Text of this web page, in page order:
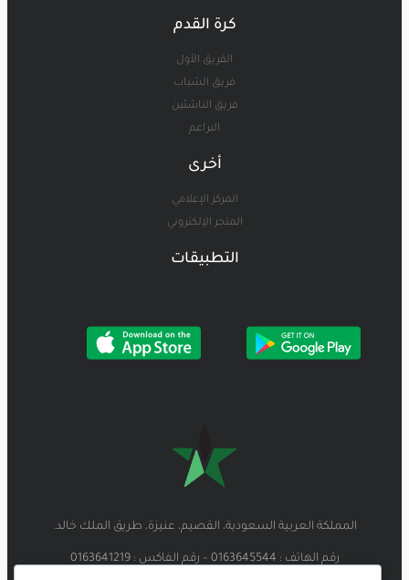
كرة القدم
الفريق الأول
فريق الشباب
فريق الناشئين
البراعم
أخرى
المركز الإعلامي
المتجر الإلكتروني
التطبيقات
المملكة العربية السعودية، القصيم، عنيزة، طريق الملك خالد.
رقم الهاتف : 0163645544 – رقم الفاكس : 0163641219